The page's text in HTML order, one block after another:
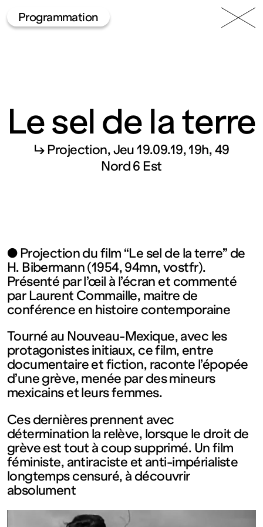
49 Nord
6 Est
Frac
Lorraine
Fonds
d’art
contemporain
de
Lorraine
1 bis, rue
des
Trinitaires
57000
Menu
Programmation
Le sel de la terre
↳ Projection Jeu 19.09.19, 19h 49
Nord 6 Est
● Projection du film “Le sel de la terre” de
H. Bibermann (1954, 94mn, vostfr).
Présenté par l’œil à l’écran et commenté
par Laurent Commaille, maitre de
conférence en histoire contemporaine
Tourné au Nouveau-Mexique, avec les
protagonistes initiaux, ce film, entre
documentaire et fiction, raconte l’épopée
d’une grève, menée par des mineurs
mexicains et leurs femmes.
Ces dernières prennent avec
détermination la relève, lorsque le droit de
grève est tout à coup supprimé. Un film
féministe, antiraciste et anti-impérialiste
longtemps censuré, à découvrir
absolument